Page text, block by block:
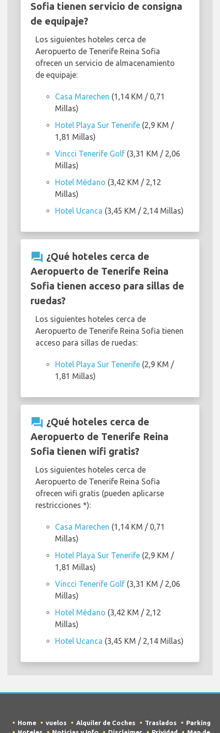
Sofia tienen servicio de consigna
de equipaje?
Los siguientes hoteles cerca de
Aeropuerto de Tenerife Reina Sofia
ofrecen un servicio de almacenamiento
de equipaje:
Casa Marechen (1,14 KM / 0,71
Millas)
Hotel Playa Sur Tenerife (2,9 KM /
1,81 Millas)
Vincci Tenerife Golf (3,31 KM / 2,06
Millas)
Hotel Médano (3,42 KM / 2,12
Millas)
Hotel Ucanca (3,45 KM / 2,14 Millas)
question_answer ¿Qué hoteles cerca de
Aeropuerto de Tenerife Reina
Sofia tienen acceso para sillas de
ruedas?
Los siguientes hoteles cerca de
Aeropuerto de Tenerife Reina Sofia tienen
acceso para sillas de ruedas:
Hotel Playa Sur Tenerife (2,9 KM /
1,81 Millas)
question_answer ¿Qué hoteles cerca de
Aeropuerto de Tenerife Reina
Sofia tienen wifi gratis?
Los siguientes hoteles cerca de
Aeropuerto de Tenerife Reina Sofia
ofrecen wifi gratis (pueden aplicarse
restricciones *):
Casa Marechen (1,14 KM / 0,71
Millas)
Hotel Playa Sur Tenerife (2,9 KM /
1,81 Millas)
Vincci Tenerife Golf (3,31 KM / 2,06
Millas)
Hotel Médano (3,42 KM / 2,12
Millas)
Hotel Ucanca (3,45 KM / 2,14 Millas)
Home vuelos Alquiler de Coches Traslados
Parking